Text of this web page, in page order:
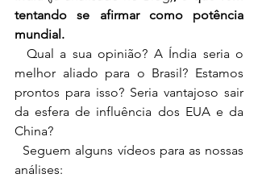
tentando se afirmar como potência
mundial.
melhor aliado para o Brasil? Estamos
prontos para isso? Seria vantajoso sair
da esfera de influência dos EUA e da
China?
análises: